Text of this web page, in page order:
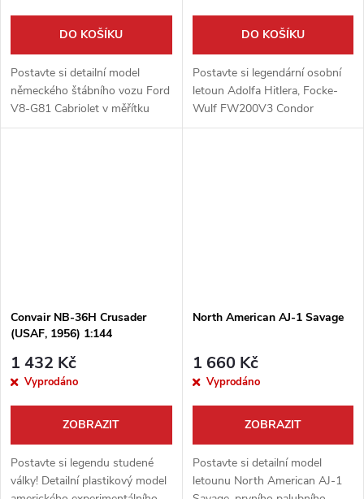
DO KOŠÍKU
Postavte si detailní model
německého štábního vozu Ford
V8-G81 Cabriolet v měřítku
1:35. Tato kvalitní stavebnice od
DO KOŠÍKU
Postavte si legendární osobní
letoun Adolfa Hitlera, Focke-
Wulf FW200V3 Condor
´Immelman III´. Tato detailní
Convair NB-36H Crusader
(USAF, 1956) 1:144
1 432 Kč
Vyprodáno
ZOBRAZIT
Postavte si legendu studené
války! Detailní plastikový model
North American AJ-1 Savage
1 660 Kč
Vyprodáno
ZOBRAZIT
Postavte si detailní model
letounu North American AJ-1